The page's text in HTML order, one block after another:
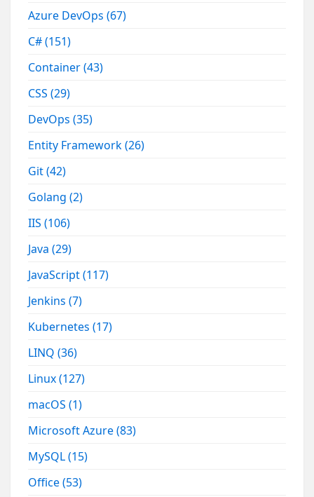
Azure DevOps(67)
C#(151)
Container(43)
CSS(29)
DevOps(35)
Entity Framework(26)
Git(42)
Golang(2)
IIS(106)
Java(29)
JavaScript(117)
Jenkins(7)
Kubernetes(17)
LINQ(36)
Linux(127)
macOS(1)
Microsoft Azure(83)
MySQL(15)
Office(53)